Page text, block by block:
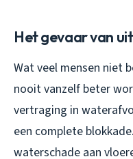
Het gevaar van
Wat veel mensen niet
nooit vanzelf beter
vertraging in
een complete
waterschade aan